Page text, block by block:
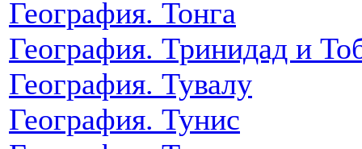
География. Тонга
География. Тринидад и
География. Тувалу
География. Тунис